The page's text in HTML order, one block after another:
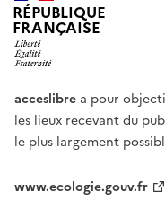
RÉPUBLIQUE
FRANÇAISE
acceslibre a pour
les lieux recevant du
le plus largement
www.ecologie.gouv.fr